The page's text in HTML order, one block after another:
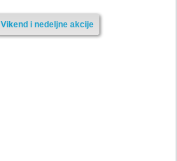
Vikend i nedeljne akcije